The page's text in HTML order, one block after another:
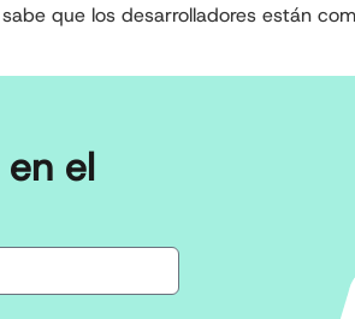
que los desarrolladores están
el